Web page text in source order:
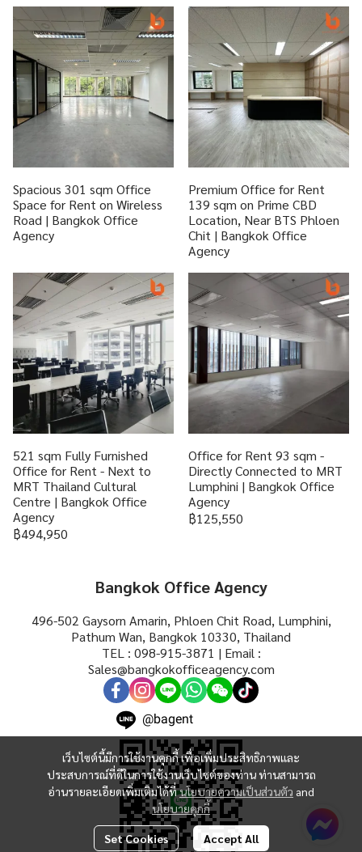
Spacious 301 sqm Office
Space for Rent on Wireless
Road | Bangkok Office
Agency
Premium Office for Rent
139 sqm on Prime CBD
Location, Near BTS Phloen
Chit | Bangkok Office
Agency
521 sqm Fully Furnished
Office for Rent - Next to
MRT Thailand Cultural
Centre | Bangkok Office
Agency
฿494,950
Office for Rent 93 sqm -
Directly Connected to MRT
Lumphini | Bangkok Office
Agency
฿125,550
เว็บไซต์นี้มีการใช้งานคุกกี้ เพื่อเพิ่มประสิทธิภาพและ
ประสบการณ์ที่ดีในการใช้งานเว็บไซต์ของท่าน ท่านสามารถ
อ่านรายละเอียดเพิ่มเติมได้ที่นโยบายความเป็นส่วนตัว and
นโยบายคุกกี้
Set Cookies Accept All
Bangkok Office Agency
496-502 Gaysorn Amarin, Phloen Chit Road, Lumphini,
Pathum Wan, Bangkok 10330, Thailand
TEL : 098-915-3871 | Email :
Sales@bangkokofficeagency.com
@bagent